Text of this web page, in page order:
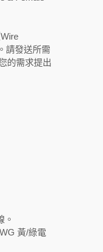
請發送所需
的需求提出
。
黃/綠電